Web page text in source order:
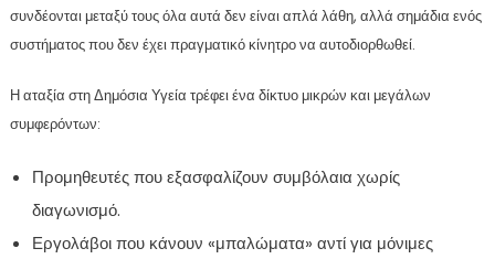
συνδέονται μεταξύ τους όλα αυτά δεν είναι απλά λάθη, αλλά σημάδια ενός
συστήματος που δεν έχει πραγματικό κίνητρο να αυτοδιορθωθεί.
Η αταξία στη Δημόσια Υγεία τρέφει ένα δίκτυο μικρών και μεγάλων
συμφερόντων:
Προμηθευτές που εξασφαλίζουν συμβόλαια χωρίς
διαγωνισμό.
Εργολάβοι που κάνουν «μπαλώματα» αντί για μόνιμες